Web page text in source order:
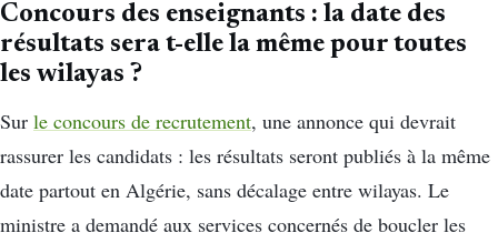
Concours des enseignants : la date des
résultats sera t-elle la même pour toutes
les wilayas ?
Sur le concours de recrutement, une annonce qui devrait
rassurer les candidats : les résultats seront publiés à la même
date partout en Algérie, sans décalage entre wilayas. Le
ministre a demandé aux services concernés de boucler les